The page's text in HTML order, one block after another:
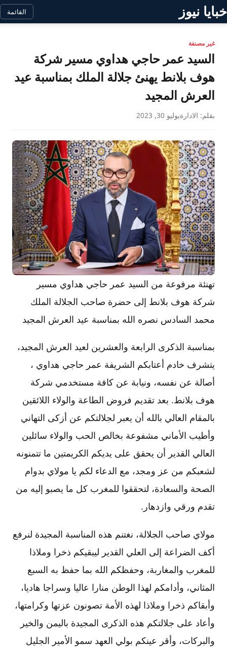
خبايا نيوز القائمة
غير مصنفة
السيد عمر حاجي هداوي مسير شركة
هوف بلانط يهنئ جلالة الملك بمناسبة عيد
العرش المجيد
بقلم: الادارةيوليو 30, 2023
تهنئة مرفوعة من السيد عمر حاجي هداوي مسير
شركة هوف بلانط إلى حضرة صاحب الجلالة الملك
محمد السادس نصره الله بمناسبة عيد العرش المجيد
بمناسبة الذكرى الرابعة والعشرين لعيد العرش المجيد،
يتشرف خادم أعتابكم الشريفة عمر حاجي هداوي ،
أصالة عن نفسه، ونيابة عن كافة مستخدمي شركة
هوف بلانط. بعد تقديم فروض الطاعة والولاء اللائقين
بالمقام العالي بالله أن يعبر لجلالتكم عن أزكى التهاني
وأطيب الأماني مشفوعة بخالص الحب والولاء سائلين
العالي القدير أن يحقق على يديكم الكريمتين ما تتمنونه
لشعبكم من عز ومجد، مع الدعاء لكم يا مولاي بدوام
الصحة والسعادة، لتحققوا للمغرب كل ما يصبو إليه من
تقدم ورقي وازدهار.
مولاي صاحب الجلالة، نغتنم هذه المناسبة المجيدة لنرفع
أكف الضراعة إلى العلي القدير ليبقيكم ذخرا وملاذا
للمغرب والمغاربة، وحفظكم الله بما حفظ به السبع
المثاني، وأدامكم لهذا الوطن منارا عاليا وسراجا هاديا،
وأبقاكم ذخرا وملاذا لهذه الأمة تصونون عزتها وكرامتها،
وأعاد على جلالتكم هذه الذكرى المجيدة باليمن والخير
والبركات، وأقر عينكم بولي العهد سمو الأمير الجليل